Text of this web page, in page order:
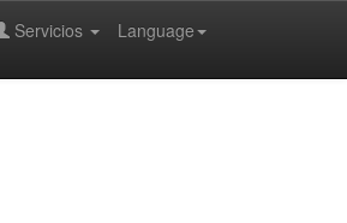
Language
Servicios